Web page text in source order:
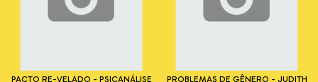
PACTO RE-VELADO - PSICANÁLISE
PROBLEMAS DE GÊNERO - JUDITH